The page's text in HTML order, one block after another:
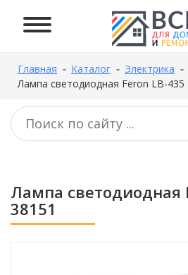
Главная Каталог
Электрика
Лампа светодиодная Feron LB-435
Лампа светодиодная
38151